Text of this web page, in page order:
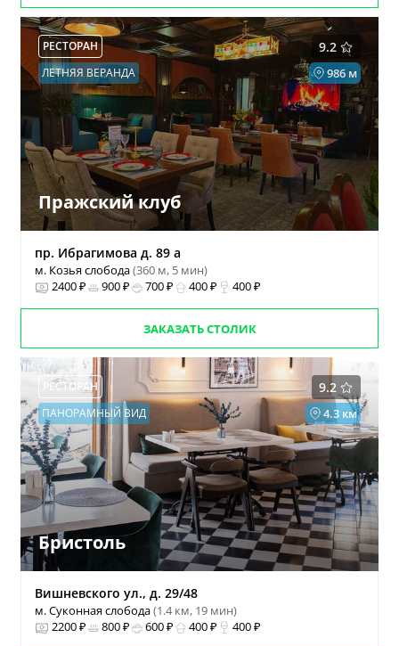
9.2
РЕСТОРАН
986 м
ЛЕТНЯЯ ВЕРАНДА
Пражский клуб
пр. Ибрагимова д. 89 а
м. Козья слобода(360 м, 5 мин)
2400 ₽
900 ₽ 700 ₽ 400 ₽ 400 ₽
ЗАКАЗАТЬ СТОЛИК
9.2
РЕСТОРАН
4.3 км
ПАНОРАМНЫЙ ВИД
Бристоль
Вишневского ул., д. 29/48
м. Суконная слобода(1.4 км, 19 мин)
2200 ₽
800 ₽ 600 ₽ 400 ₽ 400 ₽